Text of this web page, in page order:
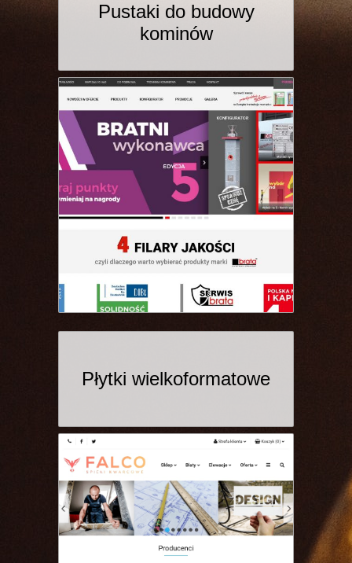
Pustaki do budowy
kominów
Płytki wielkoformatowe